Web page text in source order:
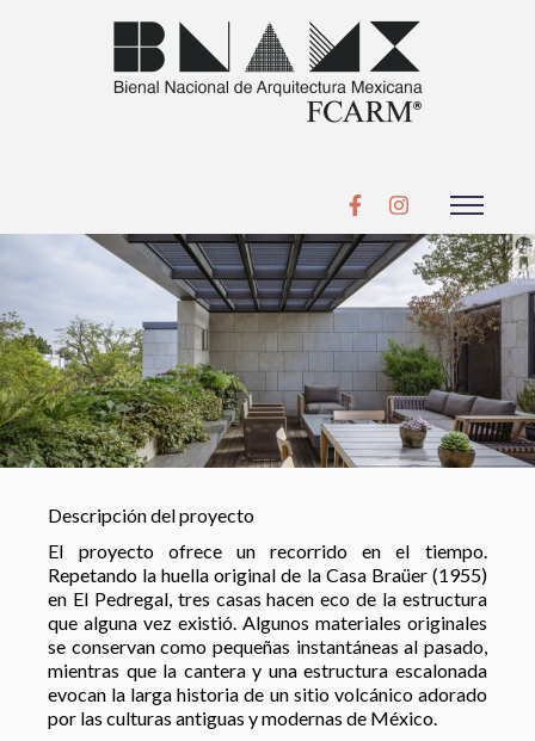
Descripción del proyecto
El proyecto ofrece un recorrido en el tiempo.
Repetando la huella original de la Casa Braüer (1955)
en El Pedregal, tres casas hacen eco de la estructura
que alguna vez existió. Algunos materiales originales
se conservan como pequeñas instantáneas al pasado,
mientras que la cantera y una estructura escalonada
evocan la larga historia de un sitio volcánico adorado
por las culturas antiguas y modernas de México.